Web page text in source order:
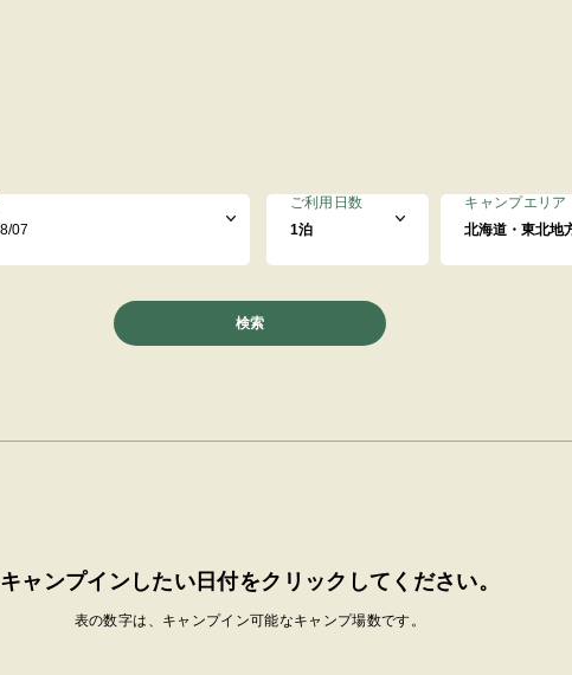
キャンプインしたい日付をクリック してください。
表の数字は、キャンプイン可能なキャンプ場数です。
ご利用日数 キャンプエリア
検索